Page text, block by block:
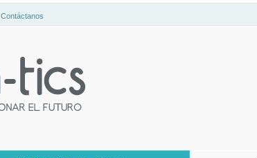
Contáctanos